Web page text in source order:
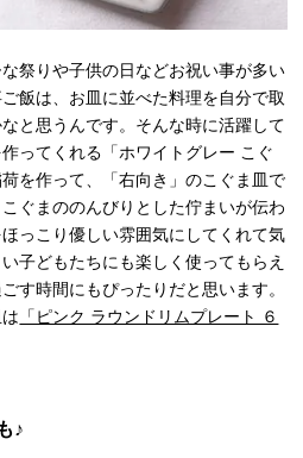
祭りや子供の日などお祝い事が多い
飯は、お皿に並べた料理を自分で取
と思うんです。そんな時に活躍して
ってくれる「ホワイトグレー こぐ
を作って、「右向き」のこぐま皿で
ぐまののんびりとした佇まいが伝わ
っこり優しい雰囲気にしてくれて気
子どもたちにも楽しく使ってもらえ
す時間にもぴったりだと思います。
「ピンク ラウンドリムプレート ６
♪